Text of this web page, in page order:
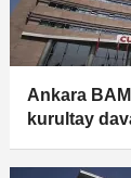
Ankara
kurultay